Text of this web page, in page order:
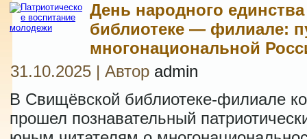
День народного
библиотеке — филиале:
многонациональной
31.10.2025 | Автор admin
В Свищёвской библиотеке-филиале
прошел познавательный